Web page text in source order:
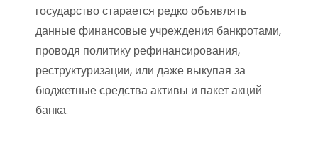
государство старается редко объявлять
данные финансовые учреждения банкротами,
проводя политику рефинансирования,
реструктуризации, или даже выкупая за
бюджетные средства активы и пакет акций
банка.